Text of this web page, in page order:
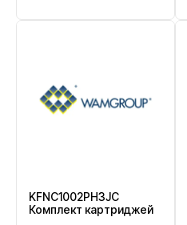
KFNC1002PH3JC
Комплект картриджей